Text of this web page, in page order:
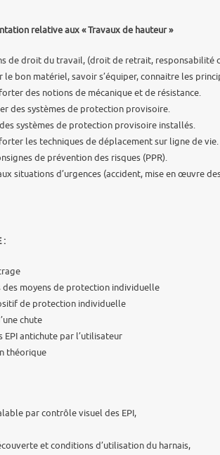
relative aux « Travaux de hauteur »
de droit du travail, (droit de retrait, responsabilité
le bon matériel, savoir s’équiper, connaitre les
des notions de mécanique et de résistance.
des systèmes de protection provisoire.
systèmes de protection provisoire installés.
les techniques de déplacement sur ligne de vie.
de prévention des risques (PPR).
situations d’urgences (accident, mise en œuvre
:
des moyens de protection individuelle
de protection individuelle
chute
EPI antichute par l’utilisateur
théorique
par contrôle visuel des EPI,
et conditions d’utilisation du harnais,